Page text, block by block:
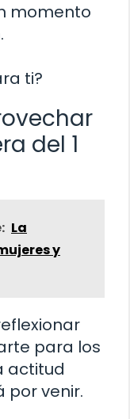
momento
ti?
del 1
La
y
para los
actitud
por venir.